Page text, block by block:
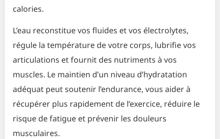
calories.
L’eau reconstitue vos fluides et vos électrolytes,
régule la température de votre corps, lubrifie vos
articulations et fournit des nutriments à vos
muscles. Le maintien d’un niveau d’hydratation
adéquat peut soutenir l’endurance, vous aider à
récupérer plus rapidement de l’exercice, réduire le
risque de fatigue et prévenir les douleurs
musculaires.